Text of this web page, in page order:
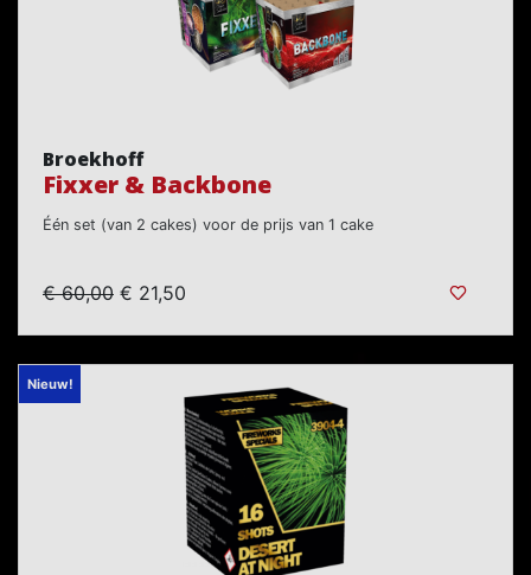
Broekhoff
Fixxer & Backbone
Één set (van 2 cakes) voor de prijs van 1 cake
€ 60,00 € 21,50
Nieuw!